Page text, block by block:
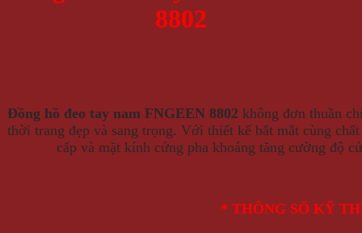
8802
Đồng hồ đeo tay nam FNGEEN 8802 không đơn thuần
thời trang đẹp và sang trọng. Với thiết kế bắt mắt cùng
cấp và mặt kính cứng pha khoáng tăng cường độ
* THÔNG SỐ KỸ